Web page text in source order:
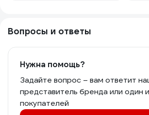
Вопросы и ответы
Нужна помощь?
Задайте вопрос – вам ответит
представитель бренда или один
покупателей